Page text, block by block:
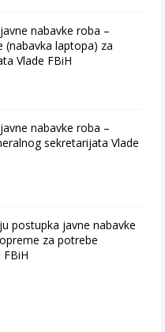
nabavke roba –
laptopa) za
Vlade FBiH
nabavke roba –
sekretarijata Vlade
postupka javne nabavke
za potrebe